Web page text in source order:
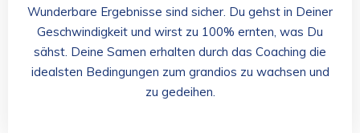
Wunderbare Ergebnisse sind sicher. Du gehst in Deiner
Geschwindigkeit und wirst zu 100% ernten, was Du
sähst. Deine Samen erhalten durch das Coaching die
idealsten Bedingungen zum grandios zu wachsen und
zu gedeihen.